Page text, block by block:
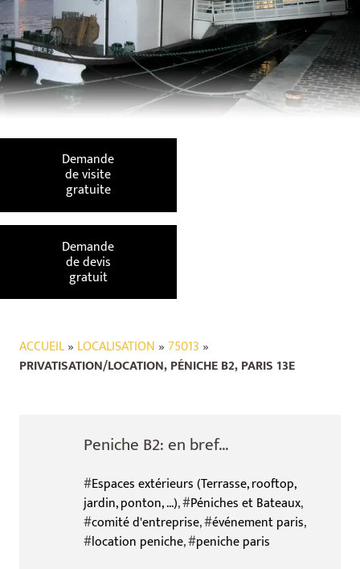
Demande
de visite
gratuite
Demande
de devis
gratuit
ACCUEIL» LOCALISATION » 75013 »
PRIVATISATION/LOCATION, PÉNICHE B2, PARIS 13E
Peniche B2: en bref...
#Espaces extérieurs (Terrasse, rooftop,
jardin, ponton, ...), #Péniches et Bateaux,
#comité d'entreprise, #événement paris,
#location peniche, #peniche paris